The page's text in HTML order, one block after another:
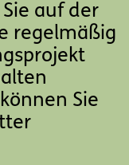
auf der
regelmäßig
Sie